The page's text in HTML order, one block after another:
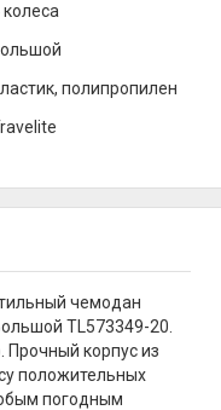
колеса
полипропилен
чемодан
TL573349-20.
Прочный корпус из
положительных
погодным